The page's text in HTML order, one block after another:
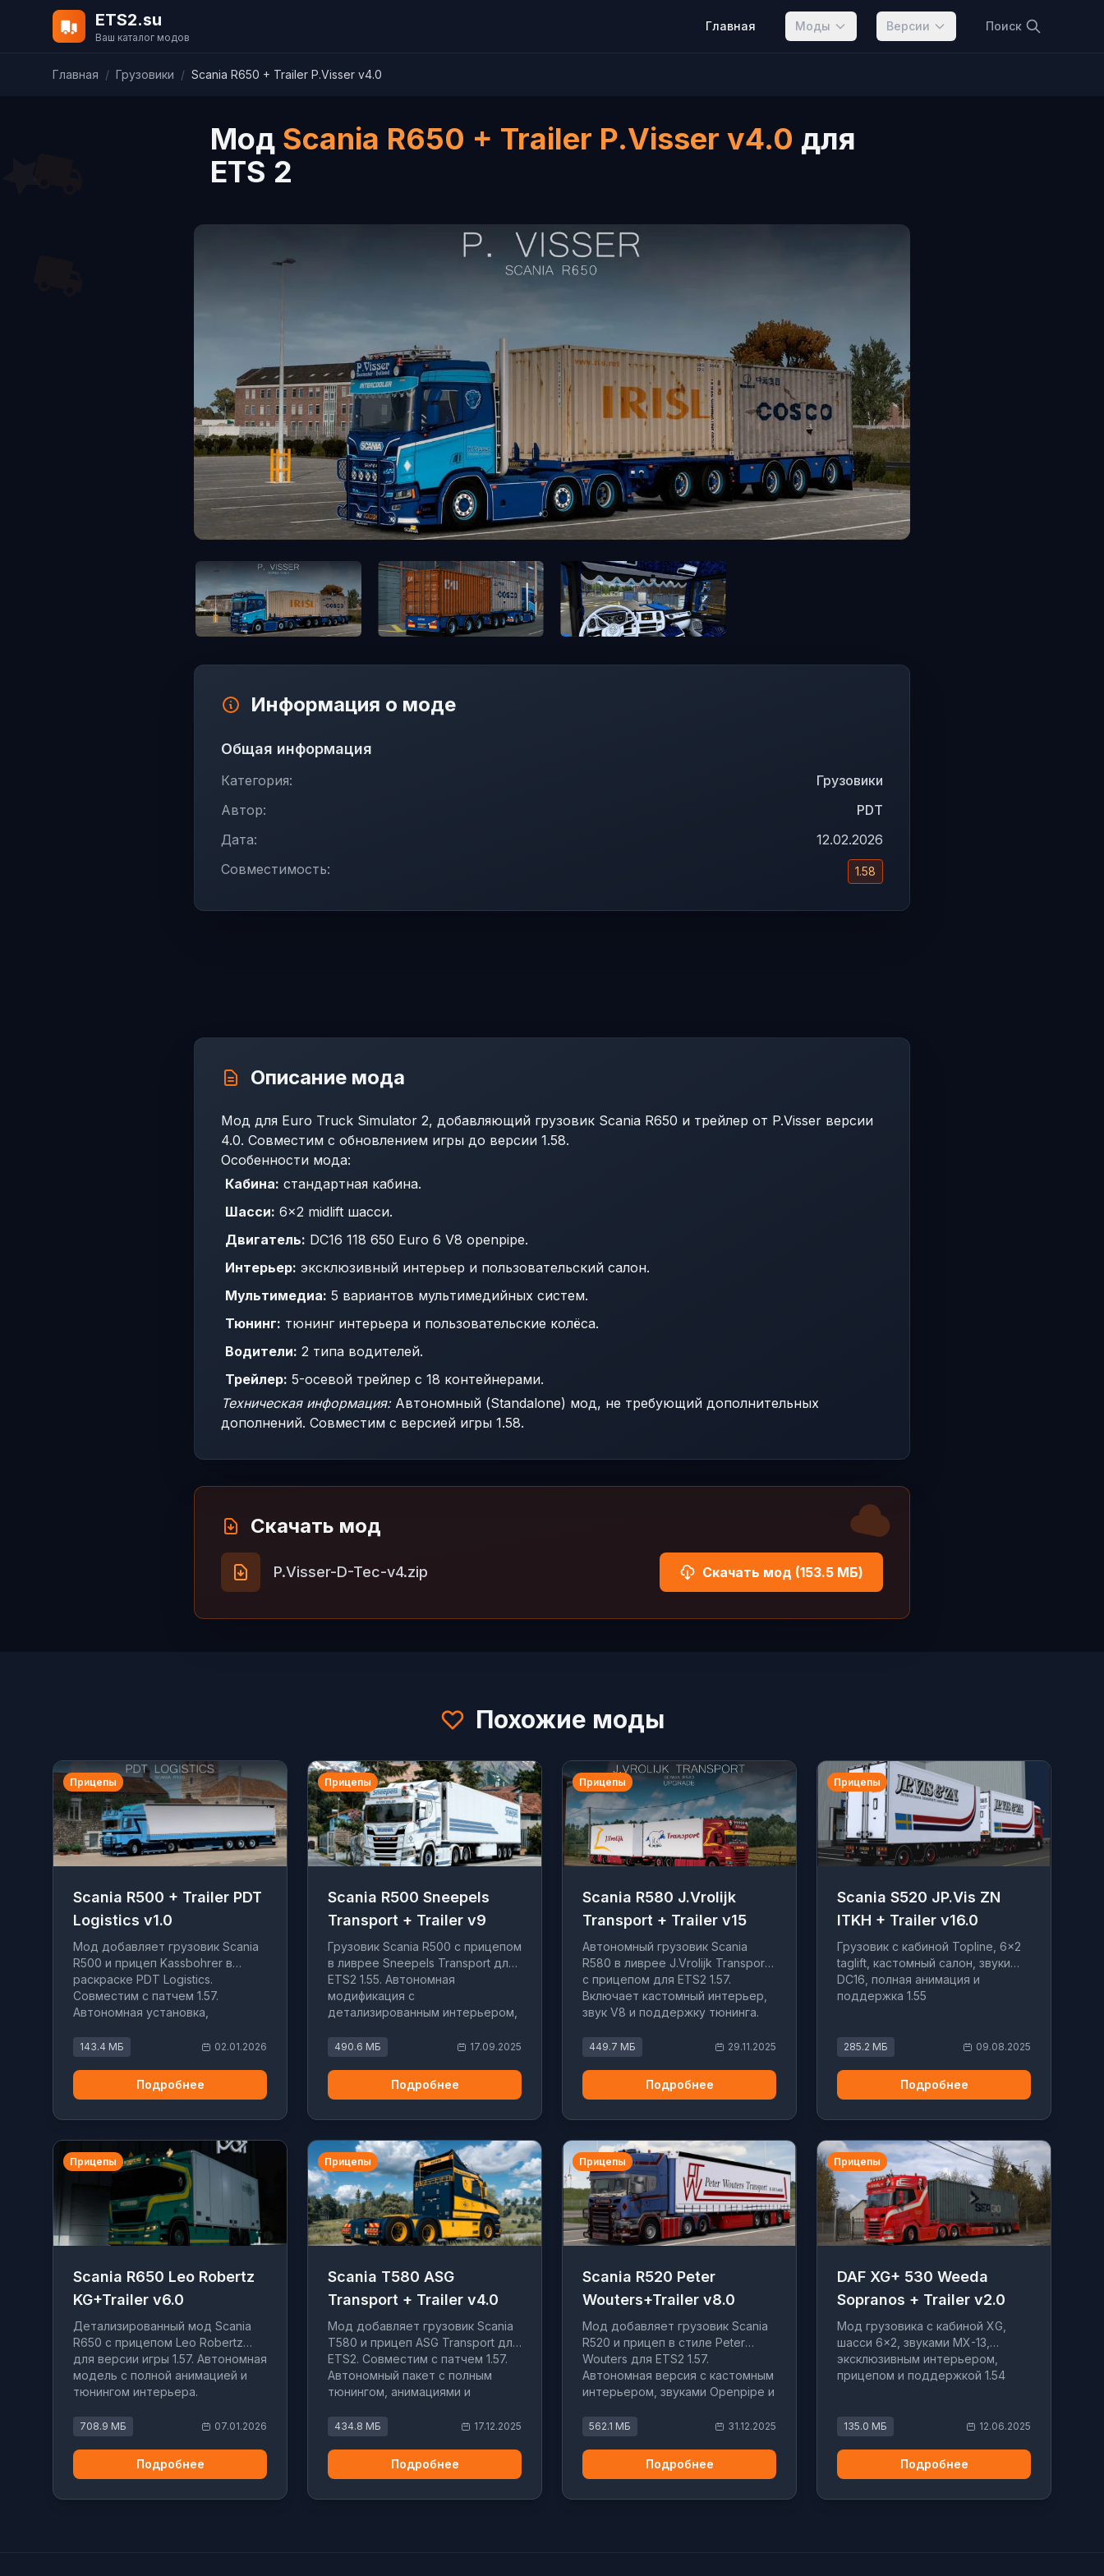
ETS2.su
Ваш каталог модов
Главная Моды Версии Поиск
Главная / Грузовики / Scania R650 + Trailer P.Visser v4.0
Мод Scania R650 + Trailer P.Visser v4.0 для
ETS 2
Информация о моде
Общая информация
Категория:
Грузовики
Автор:
PDT
Дата:
12.02.2026
Совместимость:
1.58
Описание мода
Мод для Euro Truck Simulator 2, добавляющий грузовик Scania R650 и трейлер от P.Visser версии
4.0. Совместим с обновлением игры до версии 1.58.
Особенности мода:
Кабина: стандартная кабина.
Шасси: 6×2 midlift шасси.
Двигатель: DC16 118 650 Euro 6 V8 openpipe.
Интерьер: эксклюзивный интерьер и пользовательский салон.
Мультимедиа: 5 вариантов мультимедийных систем.
Тюнинг: тюнинг интерьера и пользовательские колёса.
Водители: 2 типа водителей.
Трейлер: 5-осевой трейлер с 18 контейнерами.
Техническая информация:Автономный (Standalone) мод, не требующий дополнительных
дополнений. Совместим с версией игры 1.58.
Скачать мод
P.Visser-D-Tec-v4.zip Скачать мод (153.5 МБ)
Похожие моды
Прицепы
Scania R500 + Trailer PDT
Logistics v1.0
Мод добавляет грузовик Scania
R500 и прицеп Kassbohrer в
раскраске PDT Logistics.
Совместим с патчем 1.57.
Автономная установка,
интерьер.
143.4 МБ 02.01.2026
Подробнее
Прицепы
Scania R500 Sneepels
Transport + Trailer v9
Грузовик Scania R500 с прицепом
в ливрее Sneepels Transport для
ETS2 1.55. Автономная
модификация с
детализированным интерьером,
поддержкой SiSL Mega Pack.
490.6 МБ 17.09.2025
Подробнее
Прицепы
Scania R580 J.Vrolijk
Transport + Trailer v15
Автономный грузовик Scania
R580 в ливрее J.Vrolijk Transport
с прицепом для ETS2 1.57.
Включает кастомный интерьер,
звук V8 и поддержку тюнинга.
449.7 МБ 29.11.2025
Подробнее
Прицепы
Scania S520 JP.Vis ZN
ITKH + Trailer v16.0
Грузовик с кабиной Topline, 6×2
taglift, кастомный салон, звуки
DC16, полная анимация и
поддержка 1.55
285.2 МБ 09.08.2025
Подробнее
Прицепы
Scania R650 Leo Robertz
KG+Trailer v6.0
Детализированный мод Scania
R650 с прицепом Leo Robertz
для версии игры 1.57. Автономная
модель с полной анимацией и
тюнингом интерьера.
708.9 МБ 07.01.2026
Подробнее
Прицепы
Scania T580 ASG
Transport + Trailer v4.0
Мод добавляет грузовик Scania
T580 и прицеп ASG Transport для
ETS2. Совместим с патчем 1.57.
Автономный пакет с полным
тюнингом, анимациями и
434.8 МБ 17.12.2025
Подробнее
Прицепы
Scania R520 Peter
Wouters+Trailer v8.0
Мод добавляет грузовик Scania
R520 и прицеп в стиле Peter
Wouters для ETS2 1.57.
Автономная версия с кастомным
интерьером, звуками Openpipe и
562.1 МБ 31.12.2025
Подробнее
Прицепы
DAF XG+ 530 Weeda
Sopranos + Trailer v2.0
Мод грузовика с кабиной XG,
шасси 6×2, звуками MX-13,
эксклюзивным интерьером,
прицепом и поддержкой 1.54
135.0 МБ 12.06.2025
Подробнее